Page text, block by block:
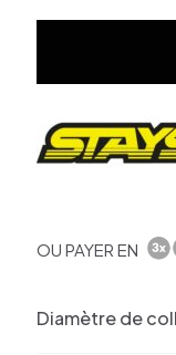
OU PAYER EN
Diamètre de